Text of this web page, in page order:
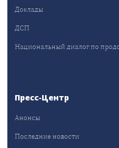
Доклады
ДСП
Национальный диалог по
Пресс-Центр
Анонсы
Последние новости